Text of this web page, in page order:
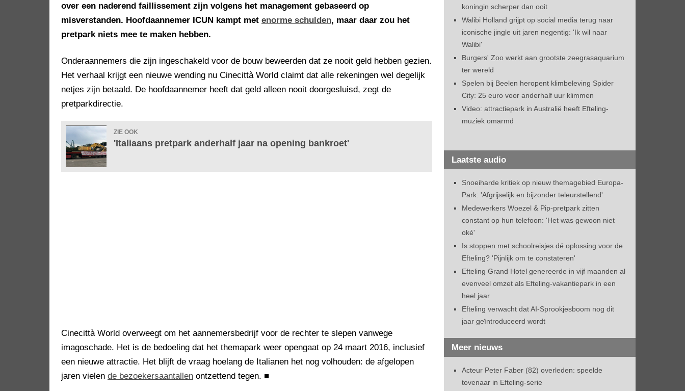
over een naderend faillissement zijn volgens het management gebaseerd op
misverstanden. Hoofdaannemer ICUN kampt met enorme schulden, maar daar zou het
pretpark niets mee te maken hebben.
Onderaannemers die zijn ingeschakeld voor de bouw beweerden dat ze nooit geld hebben gezien.
Het verhaal krijgt een nieuwe wending nu Cinecittà World claimt dat alle rekeningen wel degelijk
netjes zijn betaald. De hoofdaannemer heeft dat geld alleen nooit doorgesluisd, zegt de
pretparkdirectie.
ZIE OOK
'Italiaans pretpark anderhalf jaar na opening bankroet'
Cinecittà World overweegt om het aannemersbedrijf voor de rechter te slepen vanwege
imagoschade. Het is de bedoeling dat het themapark weer opengaat op 24 maart 2016, inclusief
een nieuwe attractie. Het blijft de vraag hoelang de Italianen het nog volhouden: de afgelopen
jaren vielen de bezoekersaantallen ontzettend tegen. ■
koningin scherper dan ooit
Walibi Holland grijpt op social media terug naar
iconische jingle uit jaren negentig: 'Ik wil naar
Walibi'
Burgers' Zoo werkt aan grootste zeegrasaquarium
ter wereld
Spelen bij Beelen heropent klimbeleving Spider
City: 25 euro voor anderhalf uur klimmen
Video: attractiepark in Australië heeft Efteling-
muziek omarmd
Laatste audio
Snoeiharde kritiek op nieuw themagebied Europa-
Park: 'Afgrijselijk en bijzonder teleurstellend'
Medewerkers Woezel & Pip-pretpark zitten
constant op hun telefoon: 'Het was gewoon niet
oké'
Is stoppen met schoolreisjes dé oplossing voor de
Efteling? 'Pijnlijk om te constateren'
Efteling Grand Hotel genereerde in vijf maanden al
evenveel omzet als Efteling-vakantiepark in een
heel jaar
Efteling verwacht dat AI-Sprookjesboom nog dit
jaar geïntroduceerd wordt
Meer nieuws
Acteur Peter Faber (82) overleden: speelde
tovenaar in Efteling-serie